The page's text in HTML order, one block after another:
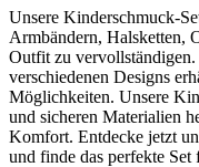
Unsere Kinderschmuck-
Armbändern, Halsketten,
Outfit zu
verschiedenen Designs
Möglichkeiten. Unsere
und sicheren Materialien
Komfort. Entdecke jetzt
und finde das perfekte